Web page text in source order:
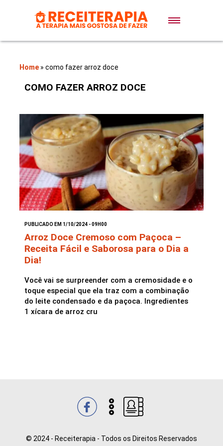
Doces e Sobremesas
Massas
Lanches
Bolos
Pães
Saladas
Home » como fazer arroz doce
COMO FAZER ARROZ DOCE
PUBLICADO EM 1/10/2024 - 09H00
Arroz Doce Cremoso com Paçoca –
Receita Fácil e Saborosa para o Dia a
Dia!
Você vai se surpreender com a cremosidade e o
toque especial que ela traz com a combinação
do leite condensado e da paçoca. Ingredientes
1 xícara de arroz cru
© 2024 - Receiterapia - Todos os Direitos Reservados